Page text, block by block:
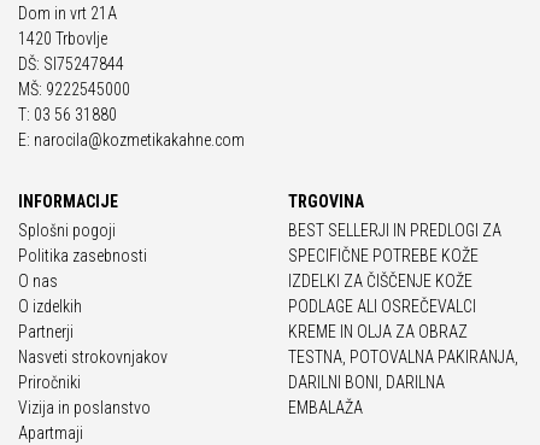
Dom in vrt 21A
1420 Trbovlje
DŠ: SI75247844
MŠ: 9222545000
T: 03 56 31880
E: narocila@kozmetikakahne.com
INFORMACIJE
Splošni pogoji
Politika zasebnosti
O nas
O izdelkih
Partnerji
Nasveti strokovnjakov
Priročniki
Vizija in poslanstvo
Apartmaji
TRGOVINA
BEST SELLERJI IN PREDLOGI ZA
SPECIFIČNE POTREBE KOŽE
IZDELKI ZA ČIŠČENJE KOŽE
PODLAGE ALI OSREČEVALCI
KREME IN OLJA ZA OBRAZ
TESTNA, POTOVALNA PAKIRANJA,
DARILNI BONI, DARILNA
EMBALAŽA